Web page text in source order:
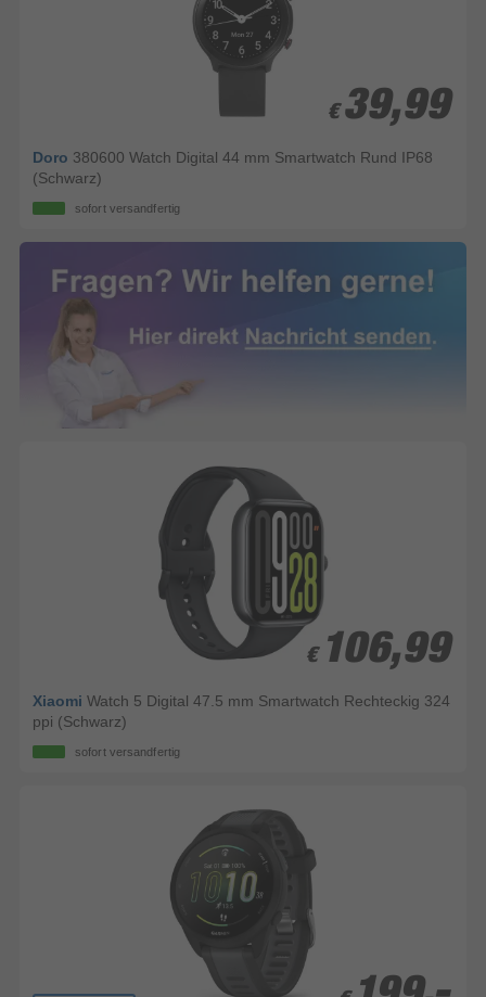
€ 39,99
€ 39,99
Doro 380600 Watch Digital 44 mm Smartwatch Rund IP68
(Schwarz)
sofort versandfertig
€ 106,99
€ 106,99
Xiaomi Watch 5 Digital 47.5 mm Smartwatch Rechteckig 324
ppi (Schwarz)
sofort versandfertig